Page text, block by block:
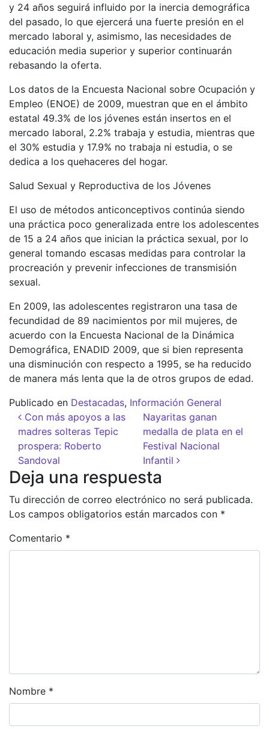
y 24 años seguirá influido por la inercia demográfica
del pasado, lo que ejercerá una fuerte presión en el
mercado laboral y, asimismo, las necesidades de
educación media superior y superior continuarán
rebasando la oferta.
Los datos de la Encuesta Nacional sobre Ocupación y
Empleo (ENOE) de 2009, muestran que en el ámbito
estatal 49.3% de los jóvenes están insertos en el
mercado laboral, 2.2% trabaja y estudia, mientras que
el 30% estudia y 17.9% no trabaja ni estudia, o se
dedica a los quehaceres del hogar.
Salud Sexual y Reproductiva de los Jóvenes
El uso de métodos anticonceptivos continúa siendo
una práctica poco generalizada entre los adolescentes
de 15 a 24 años que inician la práctica sexual, por lo
general tomando escasas medidas para controlar la
procreación y prevenir infecciones de transmisión
sexual.
En 2009, las adolescentes registraron una tasa de
fecundidad de 89 nacimientos por mil mujeres, de
acuerdo con la Encuesta Nacional de la Dinámica
Demográfica, ENADID 2009, que si bien representa
una disminución con respecto a 1995, se ha reducido
de manera más lenta que la de otros grupos de edad.
Publicado en Destacadas, Información General
Navegación de entradas
Con más apoyos a las
madres solteras Tepic
prospera: Roberto
Sandoval
Nayaritas ganan
medalla de plata en el
Festival Nacional
Infantil
Deja una respuesta
Tu dirección de correo electrónico no será publicada.
Los campos obligatorios están marcados con *
Comentario *
Nombre *